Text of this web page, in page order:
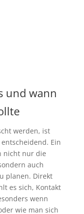
und wann
werden, ist
Ein
nicht nur die
auch
planen. Direkt
es sich, Kontakt
wenn
wie man sich